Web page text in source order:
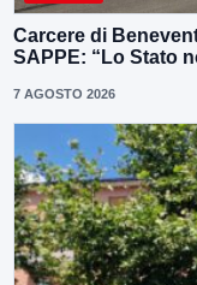
Carcere di
SAPPE: “Lo Stato
7 AGOSTO 2026